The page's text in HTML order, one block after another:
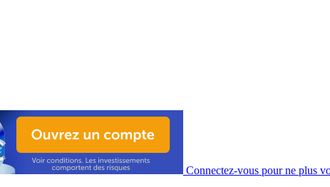
Connectez-vous pour ne plus